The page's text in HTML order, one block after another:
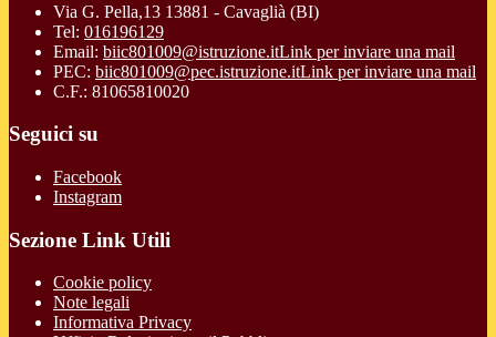
Via G. Pella,13 13881 - Cavaglià (BI)
Tel: 016196129
Email: biic801009@istruzione.itLink per inviare una mail
PEC: biic801009@pec.istruzione.itLink per inviare una mail
C.F.: 81065810020
Seguici su
Facebook
Instagram
Sezione Link Utili
Cookie policy
Note legali
Informativa Privacy